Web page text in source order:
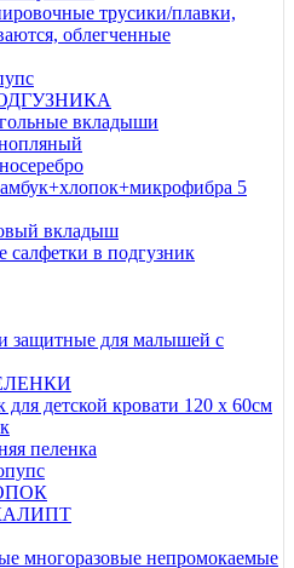
трусики/плавки,
облегченные
вкладыши
5
вкладыш
салфетки в подгузник
защитные для малышей с
для детской кровати 120 х 60см
пеленка
многоразовые непромокаемые